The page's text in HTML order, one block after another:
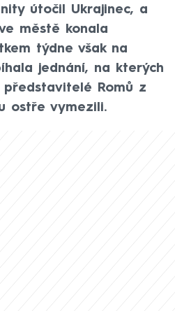
útočil Ukrajinec, a
městě konala
týdne však na
jednání, na kterých
Romů z
ostře vymezili.